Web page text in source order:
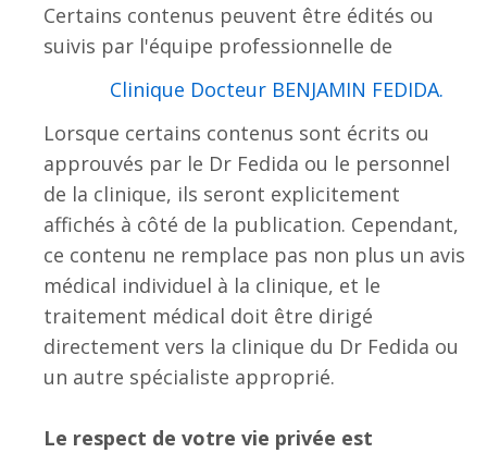
Certains contenus peuvent être édités ou
suivis par l'équipe professionnelle de
.Clinique Docteur BENJAMIN FEDIDA
Lorsque certains contenus sont écrits ou
approuvés par le Dr Fedida ou le personnel
de la clinique, ils seront explicitement
affichés à côté de la publication. Cependant,
ce contenu ne remplace pas non plus un avis
médical individuel à la clinique, et le
traitement médical doit être dirigé
directement vers la clinique du Dr Fedida ou
un autre spécialiste approprié.
Le respect de votre vie privée est